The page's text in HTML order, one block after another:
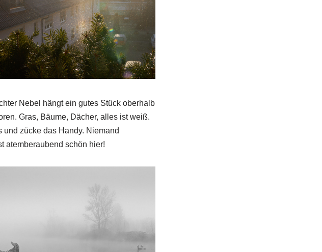
Nebel hängt ein gutes Stück oberhalb
Gras, Bäume, Dächer, alles ist weiß.
zücke das Handy. Niemand
atemberaubend schön hier!